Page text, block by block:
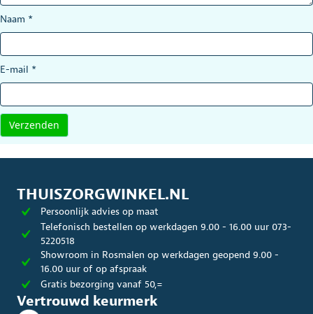
Naam *
E-mail *
THUISZORGWINKEL.NL
Persoonlijk advies op maat
Telefonisch bestellen op werkdagen 9.00 - 16.00 uur 073-
5220518
Showroom in Rosmalen op werkdagen geopend 9.00 -
16.00 uur of op afspraak
Gratis bezorging vanaf 50,=
Vertrouwd keurmerk